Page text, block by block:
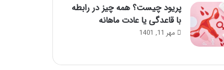
پریود چیست؟ همه چیز در رابطه
با قاعدگی یا عادت ماهانه
مهر 11, 1401